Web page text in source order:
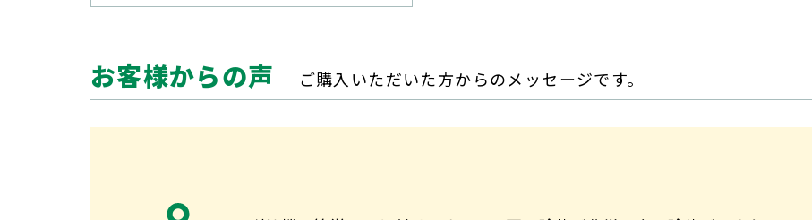
お客様からの声 ご購入いただいた方からのメッセージです。